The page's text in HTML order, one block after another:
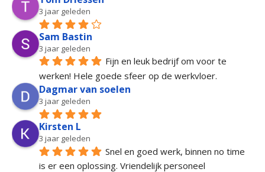
3 jaar geleden
Sam Bastin
3 jaar geleden
Fijn en leuk bedrijf om voor te
werken! Hele goede sfeer op de werkvloer.
Dagmar van soelen
3 jaar geleden
Kirsten L
3 jaar geleden
Snel en goed werk, binnen no time
is er een oplossing. Vriendelijk personeel